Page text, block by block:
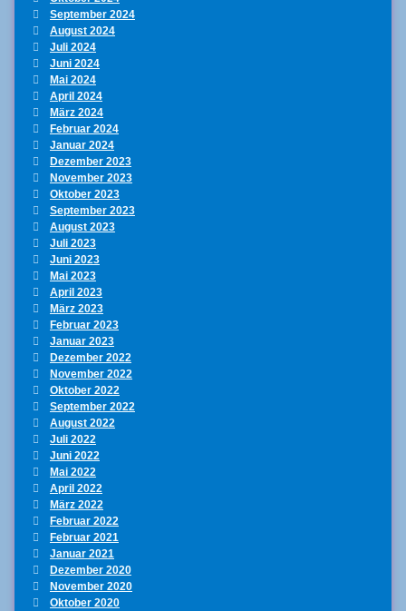
September 2024
August 2024
Juli 2024
Juni 2024
Mai 2024
April 2024
März 2024
Februar 2024
Januar 2024
Dezember 2023
November 2023
Oktober 2023
September 2023
August 2023
Juli 2023
Juni 2023
Mai 2023
April 2023
März 2023
Februar 2023
Januar 2023
Dezember 2022
November 2022
Oktober 2022
September 2022
August 2022
Juli 2022
Juni 2022
Mai 2022
April 2022
März 2022
Februar 2022
Februar 2021
Januar 2021
Dezember 2020
November 2020
Oktober 2020